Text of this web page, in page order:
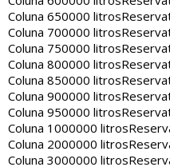
Coluna 650000 litros
Coluna 700000 litros
Coluna 750000 litros
Coluna 800000 litros
Coluna 850000 litros
Coluna 900000 litros
Coluna 950000 litros
Coluna 1000000 litros
Coluna 2000000 litros
Coluna 3000000 litros